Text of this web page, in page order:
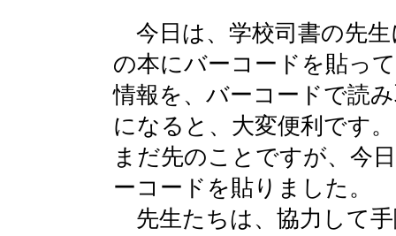
今日は、学校司書の先
の本にバーコードを貼っ
情報を、バーコードで読
になると、大変便利です
まだ先のことですが、今
ーコードを貼りました。
先生たちは、協力して